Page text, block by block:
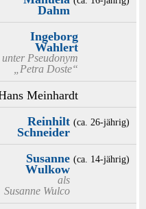
Dahm
Ingeborg
Wahlert
unter Pseudonym
„Petra Doste“
Meinhardt
Reinhilt
Schneider
(ca. 26‑jährig)
Susanne
Wulkow
als
Susanne Wulco
(ca. 14‑jährig)